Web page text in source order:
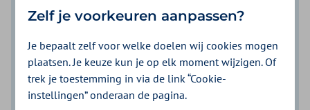
Collectieve zorgverzekering voor
werkgevers
Zelf je voorkeuren aanpassen?
Je bepaalt zelf voor welke doelen wij cookies mogen
plaatsen. Je keuze kun je op elk moment wijzigen. Of
trek je toestemming in via de link “Cookie-
instellingen” onderaan de pagina.